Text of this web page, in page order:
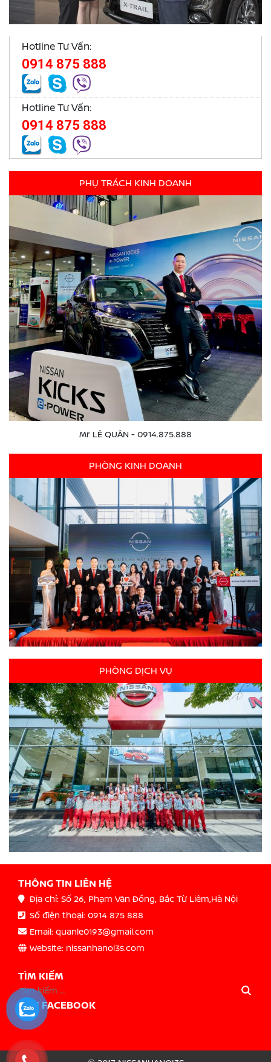
Hotline Tư Vấn:
0914 875 888
Hotline Tư Vấn:
0914 875 888
PHỤ TRÁCH KINH DOANH
Mr LÊ QUÂN - 0914.875.888
PHÒNG KINH DOANH
PHÒNG DỊCH VỤ
THÔNG TIN LIÊN HỆ
Địa chỉ: Số 26, Phạm Văn Đồng, Bắc Từ Liêm,Hà Nội
Số điện thoại: 0914 875 888
Email: quanle0193@gmail.com
Website: nissanhanoi3s.com
TÌM KIẾM
LIKE FACEBOOK